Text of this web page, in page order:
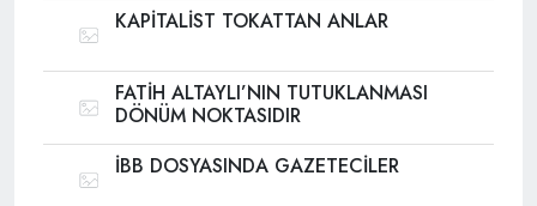
KAPİTALİST TOKATTAN ANLAR
FATİH ALTAYLI’NIN TUTUKLANMASI
DÖNÜM NOKTASIDIR
İBB DOSYASINDA GAZETECİLER